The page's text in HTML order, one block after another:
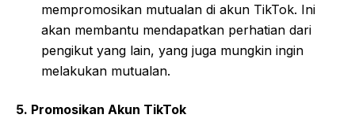
mempromosikan mutualan di akun TikTok. Ini
akan membantu mendapatkan perhatian dari
pengikut yang lain, yang juga mungkin ingin
melakukan mutualan.
5. Promosikan Akun TikTok